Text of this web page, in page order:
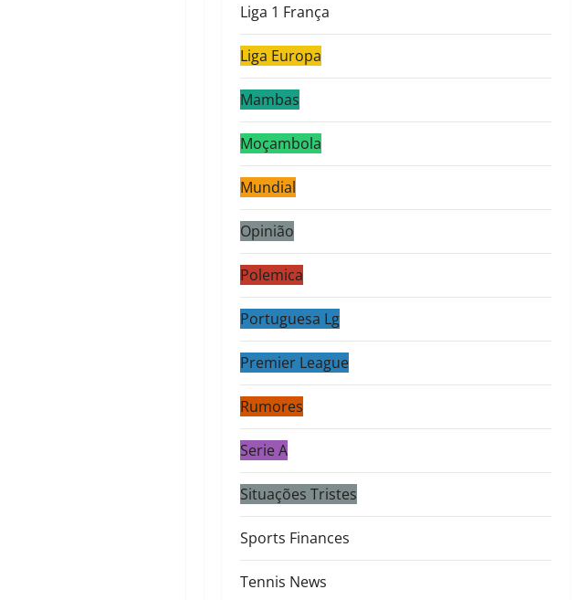
Liga 1 França
Liga Europa
Mambas
Moçambola
Mundial
Opinião
Polemica
Portuguesa Lg
Premier League
Rumores
Serie A
Situações Tristes
Sports Finances
Tennis News